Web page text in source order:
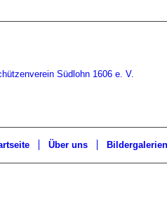
Über uns Bildergalerien